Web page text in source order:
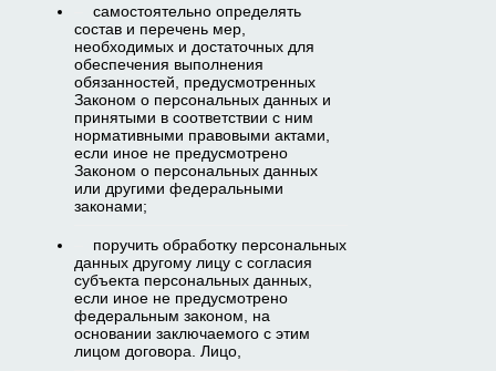
самостоятельно определять
состав и перечень мер,
необходимых и достаточных для
обеспечения выполнения
обязанностей, предусмотренных
Законом о персональных данных и
принятыми в соответствии с ним
нормативными правовыми актами,
если иное не предусмотрено
Законом о персональных данных
или другими федеральными
законами;
поручить обработку персональных
данных другому лицу с согласия
субъекта персональных данных,
если иное не предусмотрено
федеральным законом, на
основании заключаемого с этим
лицом договора. Лицо,